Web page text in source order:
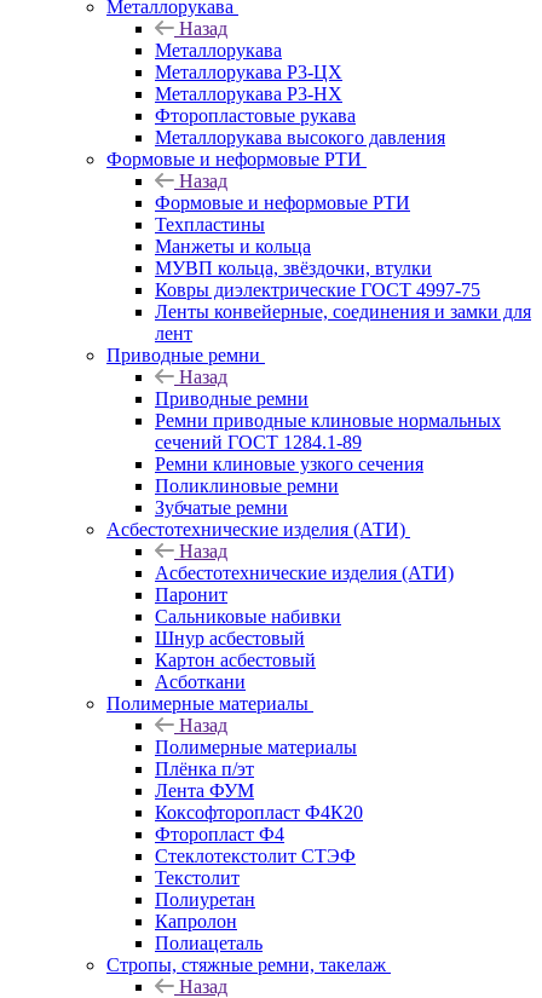
Металлорукава
Назад
Металлорукава
Металлорукава Р3-ЦХ
Металлорукава Р3-НХ
Фторопластовые рукава
Металлорукава высокого давления
Формовые и неформовые РТИ
Назад
Формовые и неформовые РТИ
Техпластины
Манжеты и кольца
МУВП кольца, звёздочки, втулки
Ковры диэлектрические ГОСТ 4997-75
Ленты конвейерные, соединения и замки для
лент
Приводные ремни
Назад
Приводные ремни
Ремни приводные клиновые нормальных
сечений ГОСТ 1284.1-89
Ремни клиновые узкого сечения
Поликлиновые ремни
Зубчатые ремни
Асбестотехнические изделия (АТИ)
Назад
Асбестотехнические изделия (АТИ)
Паронит
Сальниковые набивки
Шнур асбестовый
Картон асбестовый
Асботкани
Полимерные материалы
Назад
Полимерные материалы
Плёнка п/эт
Лента ФУМ
Коксофторопласт Ф4К20
Фторопласт Ф4
Стеклотекстолит СТЭФ
Текстолит
Полиуретан
Капролон
Полиацеталь
Стропы, стяжные ремни, такелаж
Назад